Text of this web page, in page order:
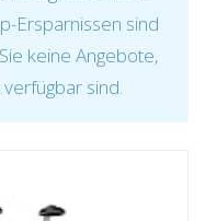
Ersparnissen sind
keine Angebote,
sind.